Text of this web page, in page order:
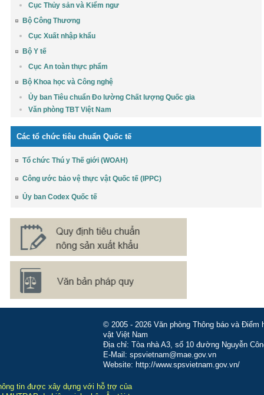
Cục Thủy sản và Kiểm ngư
Bộ Công Thương
Cục Xuất nhập khẩu
Bộ Y tế
Cục An toàn thực phẩm
Bộ Khoa học và Công nghệ
Ủy ban Tiêu chuẩn Đo lường Chất lượng Quốc gia
Văn phòng TBT Việt Nam
Các tổ chức tiêu chuẩn Quốc tế
Tổ chức Thú y Thế giới (WOAH)
Công ước bảo vệ thực vật Quốc tế (IPPC)
Ủy ban Codex Quốc tế
© 2005 - 2026 Văn phòng Thông báo và
vật Việt Nam
Địa chỉ: Tòa nhà A3, số 10 đường Nguyễn
E-Mail: spsvietnam@mae.gov.vn
Website: http://www.spsvietnam.gov.vn/
tin được xây dựng với hỗ trợ của